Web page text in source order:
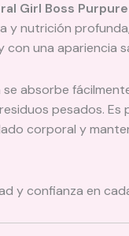
Girl Boss Purpure
y nutrición
con una apariencia
absorbe
pesados.
corporal y
y confianza en